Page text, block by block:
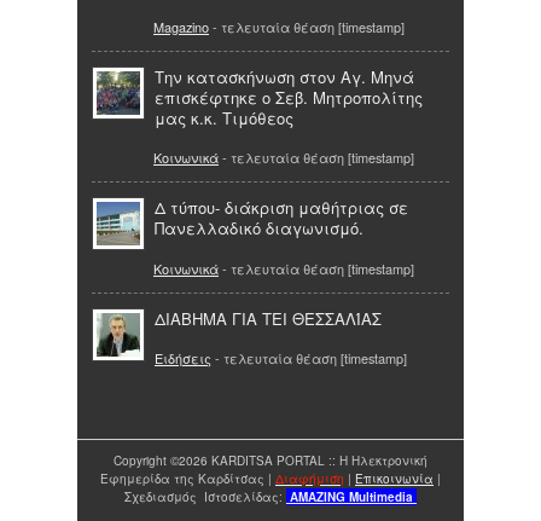
Magazino- τελευταία θέαση [timestamp]
Την κατασκήνωση στον Αγ. Μηνά
επισκέφτηκε ο Σεβ. Μητροπολίτης
μας κ.κ. Τιμόθεος
Κοινωνικά- τελευταία θέαση [timestamp]
Δ τύπου- διάκριση μαθήτριας σε
Πανελλαδικό διαγωνισμό.
Κοινωνικά- τελευταία θέαση [timestamp]
ΔΙΑΒΗΜΑ ΓΙΑ ΤΕΙ ΘΕΣΣΑΛΊΑΣ
Ειδήσεις - τελευταία θέαση [timestamp]
Copyright ©2026 KARDITSA PORTAL :: Η Ηλεκτρονική
Εφημερίδα της Καρδίτσας | Διαφήμιση | Επικοινωνία |
Σχεδιασμός Ιστοσελίδας: AMAZING Multimedia